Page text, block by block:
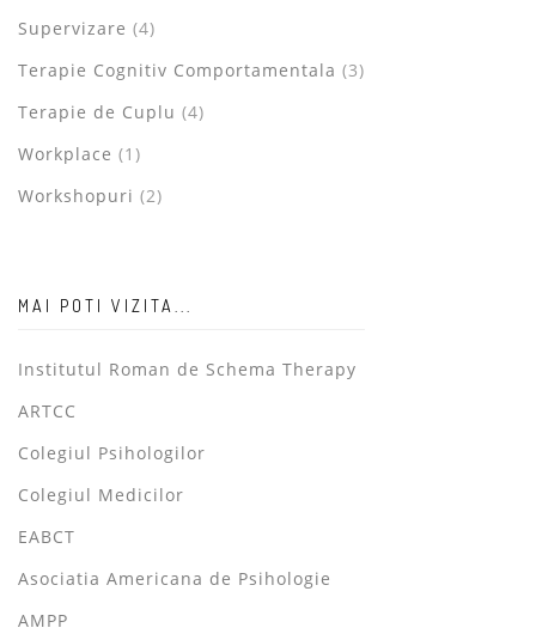
Supervizare (4)
Terapie Cognitiv Comportamentala (3)
Terapie de Cuplu (4)
Workplace (1)
Workshopuri (2)
MAI POTI VIZITA...
Institutul Roman de Schema Therapy
ARTCC
Colegiul Psihologilor
Colegiul Medicilor
EABCT
Asociatia Americana de Psihologie
AMPP